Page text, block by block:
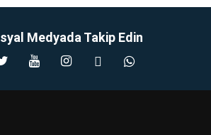
Medyada Takip Edin